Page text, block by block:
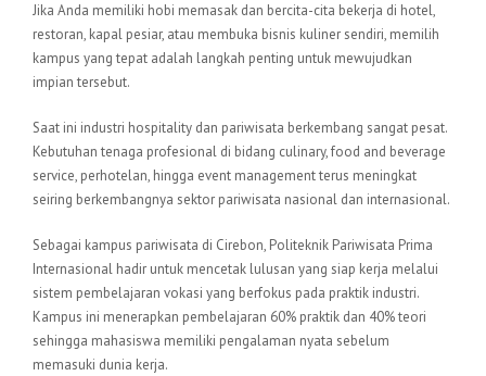
Jika Anda memiliki hobi memasak dan bercita-cita bekerja di hotel,
restoran, kapal pesiar, atau membuka bisnis kuliner sendiri, memilih
kampus yang tepat adalah langkah penting untuk mewujudkan
impian tersebut.
Saat ini industri hospitality dan pariwisata berkembang sangat pesat.
Kebutuhan tenaga profesional di bidang culinary, food and beverage
service, perhotelan, hingga event management terus meningkat
seiring berkembangnya sektor pariwisata nasional dan internasional.
Sebagai kampus pariwisata di Cirebon, Politeknik Pariwisata Prima
Internasional hadir untuk mencetak lulusan yang siap kerja melalui
sistem pembelajaran vokasi yang berfokus pada praktik industri.
Kampus ini menerapkan pembelajaran 60% praktik dan 40% teori
sehingga mahasiswa memiliki pengalaman nyata sebelum
memasuki dunia kerja.